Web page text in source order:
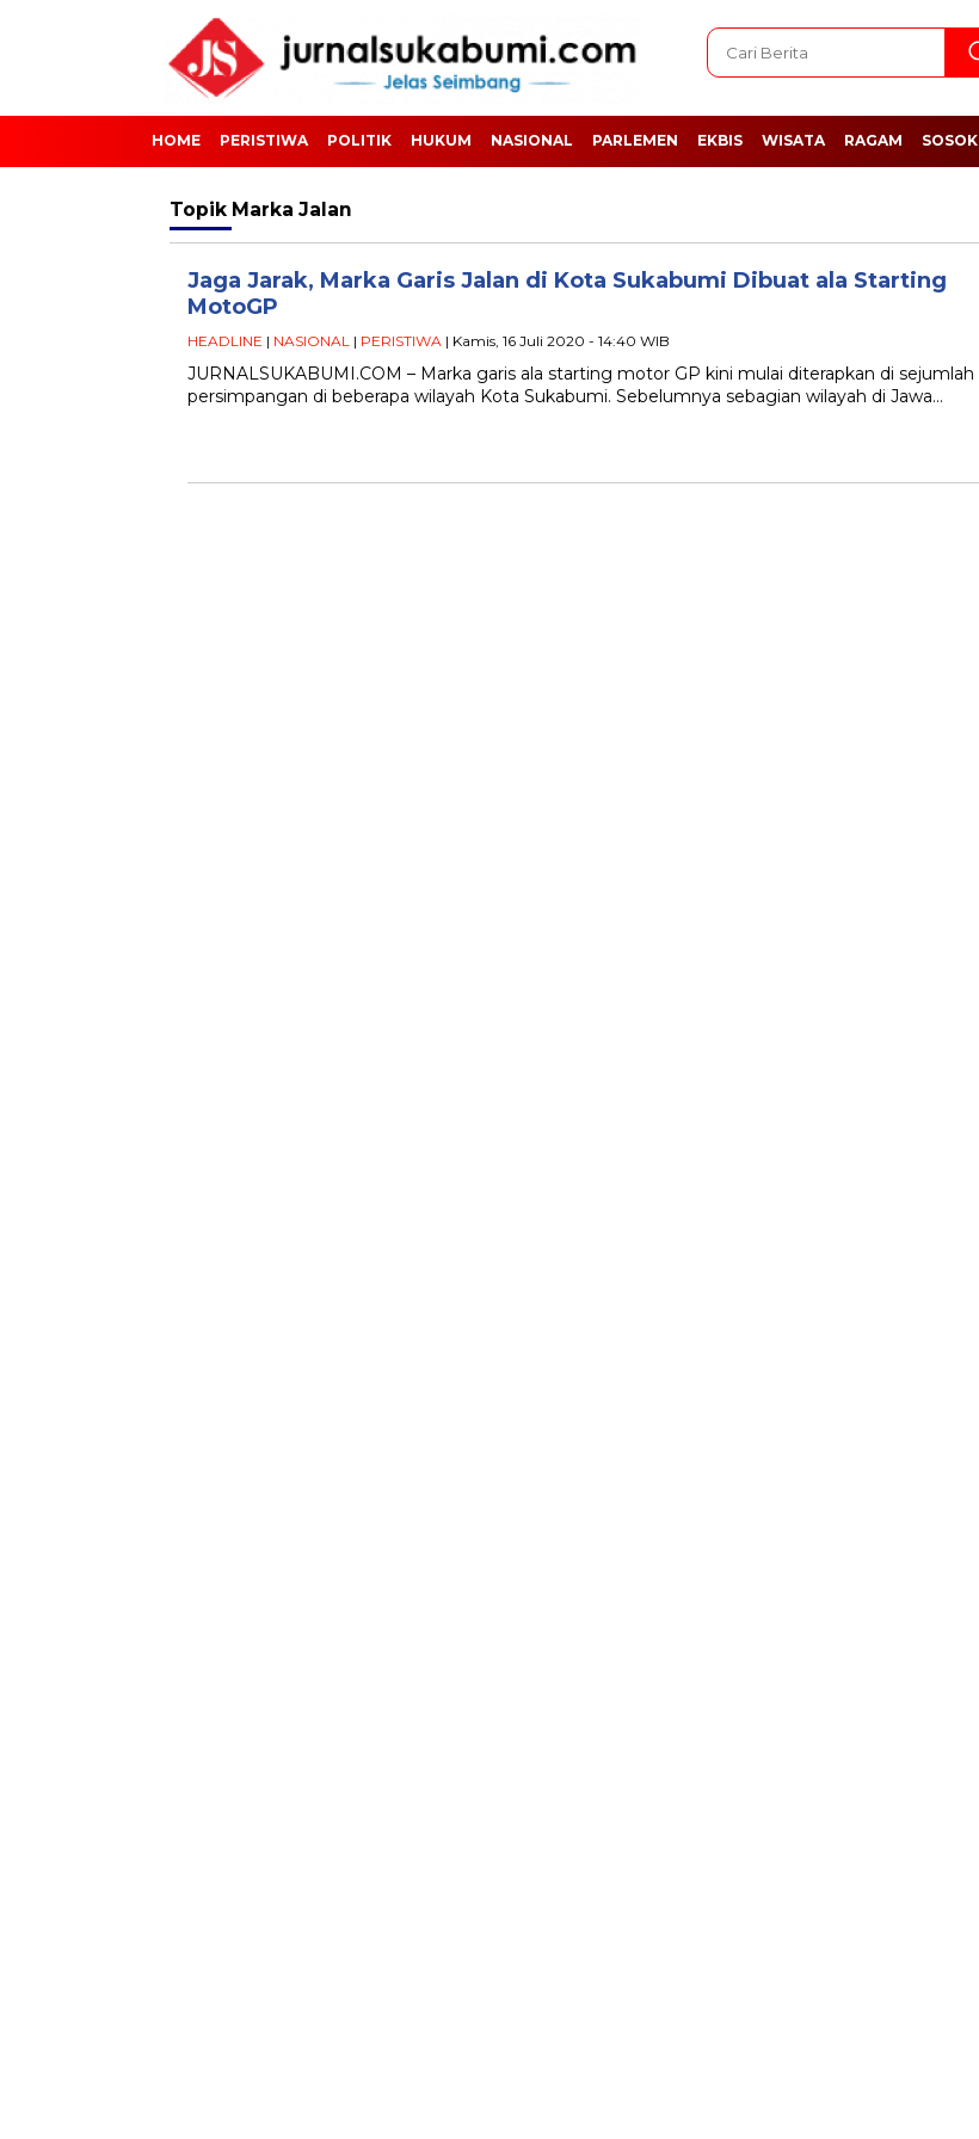
HOME PERISTIWA POLITIK HUKUM NASIONAL PARLEMEN EKBIS WISATA RAGAM SOSOK
Topik Marka Jalan
Jaga Jarak, Marka Garis Jalan di Kota Sukabumi Dibuat ala Starting
MotoGP
HEADLINE | NASIONAL | PERISTIWA | Kamis, 16 Juli 2020 - 14:40 WIB
JURNALSUKABUMI.COM – Marka garis ala starting motor GP kini mulai diterapkan di sejumlah
persimpangan di beberapa wilayah Kota Sukabumi. Sebelumnya sebagian wilayah di Jawa…